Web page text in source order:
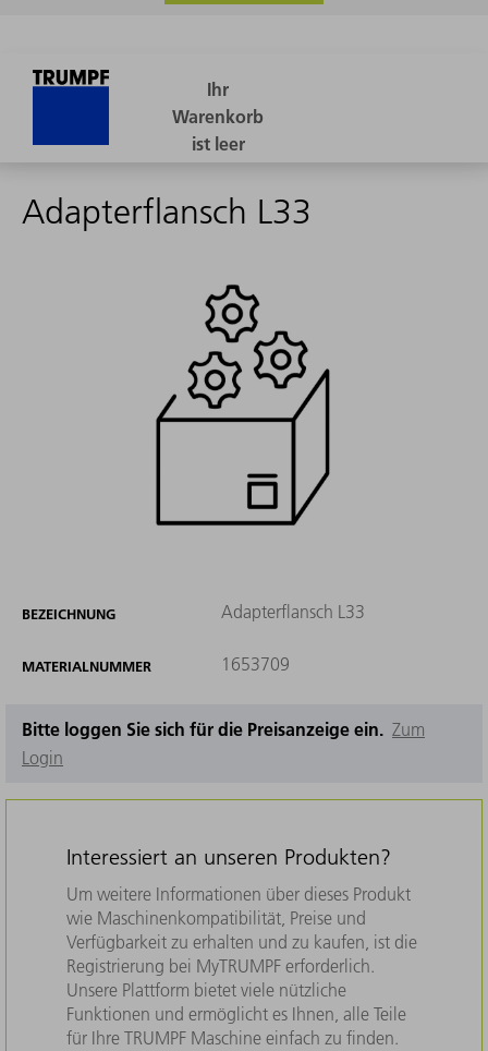
Adapterflansch L33
BEZEICHNUNG Adapterflansch L33
MATERIALNUMMER 1653709
Bitte loggen Sie sich für die Preisanzeige ein. Zum
Login
Interessiert an unseren Produkten?
Um weitere Informationen über dieses Produkt
wie Maschinenkompatibilität, Preise und
Verfügbarkeit zu erhalten und zu kaufen, ist die
Registrierung bei MyTRUMPF erforderlich.
Unsere Plattform bietet viele nützliche
Funktionen und ermöglicht es Ihnen, alle Teile
für Ihre TRUMPF Maschine einfach zu finden.